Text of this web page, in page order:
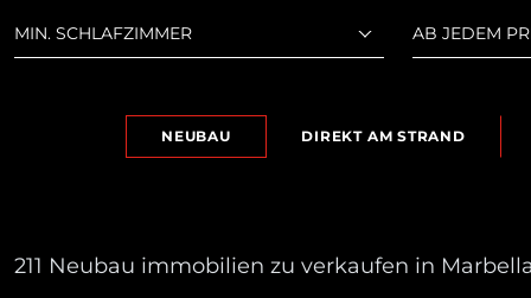
MIN. SCHLAFZIMMER AB JEDEM
NEUBAU DIREKT AM STRAND
211 Neubau immobilien zu verkaufen in